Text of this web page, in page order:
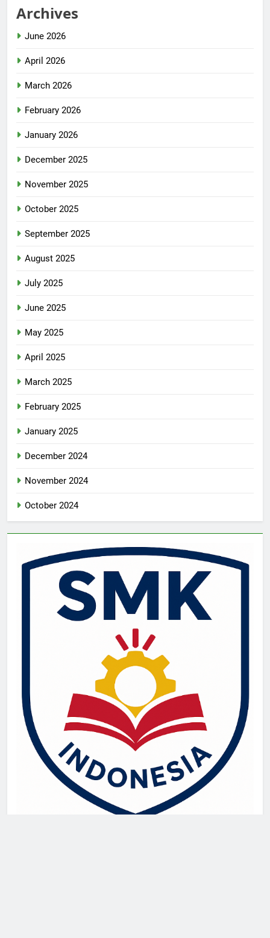
Archives
June 2026
April 2026
March 2026
February 2026
January 2026
December 2025
November 2025
October 2025
September 2025
August 2025
July 2025
June 2025
May 2025
April 2025
March 2025
February 2025
January 2025
December 2024
November 2024
October 2024